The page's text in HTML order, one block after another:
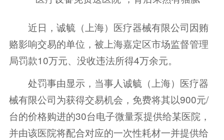
近日，诚毓（上海）医疗器械有限公司因贿
赂影响交易的单位，被上海嘉定区市场监督管理
局罚款10万元、没收违法所得4万余元。
处罚事由显示，当事人诚毓（上海）医疗器
械有限公司为获得交易机会，免费将其以900元/
台的价格购进的30台电子微量泵提供给某医院，
并由该医院将配合对应的一次性耗材一并提供给